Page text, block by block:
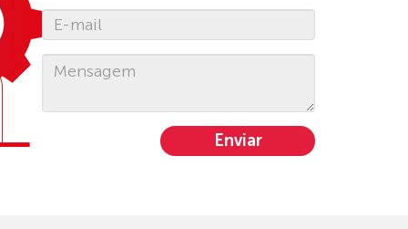
Enviar